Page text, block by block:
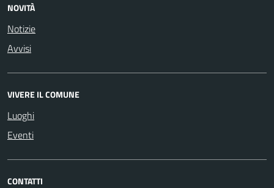
NOVITÀ
Notizie
Avvisi
VIVERE IL COMUNE
Luoghi
Eventi
CONTATTI